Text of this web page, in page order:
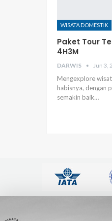
WISATA DOMESTIK
Paket Tour
4H3M
DARWIS Jun 3,
Mengexplore
habisnya, dengan
semakin baik…